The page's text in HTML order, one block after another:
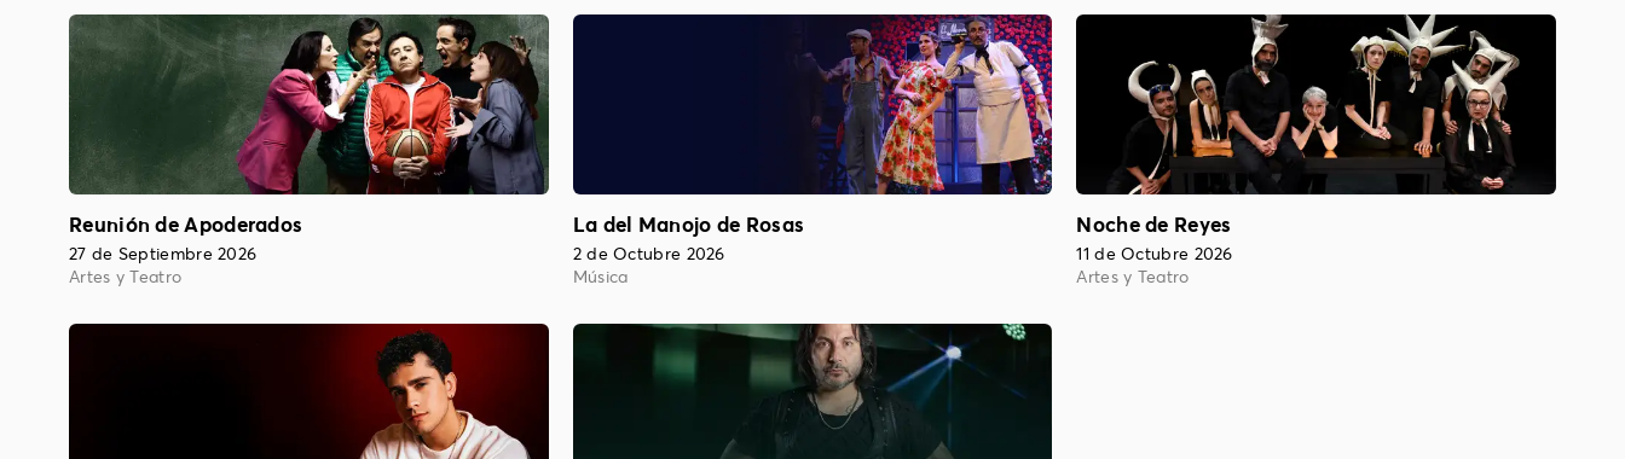
Reunión de Apoderados
27 de Septiembre 2026
Artes y Teatro
La del Manojo de Rosas
2 de Octubre 2026
Música
Noche de Reyes
11 de Octubre 2026
Artes y Teatro